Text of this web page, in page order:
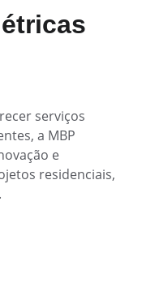
serviços
a MBP
e
residenciais,